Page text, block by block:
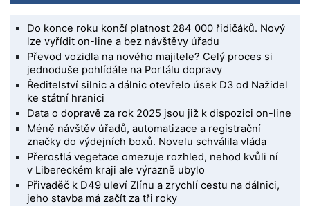
Do konce roku končí platnost 284 000 řidičáků. Nový
lze vyřídit on-line a bez návštěvy úřadu
Převod vozidla na nového majitele? Celý proces si
jednoduše pohlídáte na Portálu dopravy
Ředitelství silnic a dálnic otevřelo úsek D3 od Nažidel
ke státní hranici
Data o dopravě za rok 2025 jsou již k dispozici on-line
Méně návštěv úřadů, automatizace a registrační
značky do výdejních boxů. Novelu schválila vláda
Přerostlá vegetace omezuje rozhled, nehod kvůli ní
v Libereckém kraji ale výrazně ubylo
Přivaděč k D49 uleví Zlínu a zrychlí cestu na dálnici,
jeho stavba má začít za tři roky